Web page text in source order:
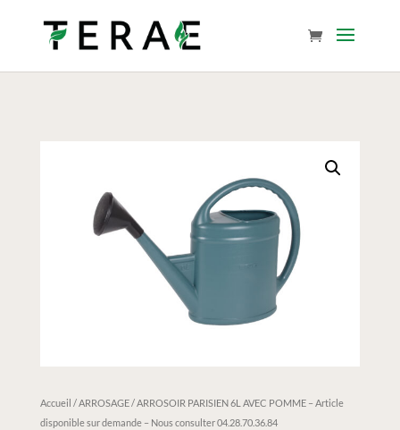
Accueil /ARROSAGE/ ARROSOIR PARISIEN 6L AVEC POMME – Article
disponible sur demande – Nous consulter 04.28.70.36.84